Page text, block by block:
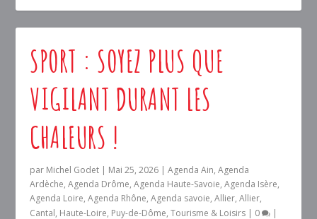
SPORT : SOYEZ PLUS QUE
VIGILANT DURANT LES
CHALEURS !
par Michel Godet | Mai 25, 2026 |Agenda Ain,Agenda
Ardèche,Agenda Drôme,Agenda Haute-Savoie,Agenda Isère,
Agenda Loire,Agenda Rhône,Agenda savoie,Allier,Allier,
Cantal, Haute-Loire, Puy-de-Dôme,Tourisme & Loisirs | 0 |